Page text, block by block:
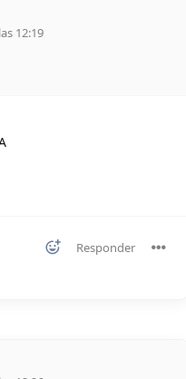
12:19
Responder